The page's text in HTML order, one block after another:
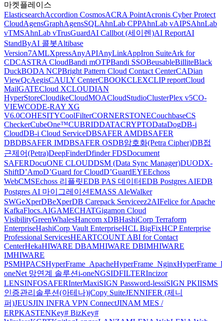
마켓플레이스
ElasticsearchAccordion CosmosACRA PointAcronis Cyber Protect
CloudAgensGraphAgensSQLAhnLab CPPAhnLab vAIPSAhnLab
vTMSAhnLab vTrusGuardAI Callbot (세이렌)AI ReportAI
StandByAI 콜봇Altibase
Version7AMLXpressAnyAPIAnyLinkAppIron SuiteArk for
CDCASTRA CloudBandi mOTPBandi SSOBeusableBilliteBlack
DuckBODA NCPBright Pattern Cloud Contact CenterCADian
ViewQcAegisCAULY CenterCBOOKCLEXCLIP reportCloud
MailGATECloud XCLOUDIAN
HyperStoreCloudikeCloudMOACloudStudioClusterPlex v5CO-
VIEWCODE-RAY XG
V6.0COHESITYCoolFilterCORNERSTONECouchbaseCS
CheckerCubeOne™CUBRIDDATACRYPTODataDogDB-i
CloudDB-i Cloud ServiceDBSAFER AMDBSAFER
DBDBSAFER IMDBSAFER OSDB암호화(Petra Cipher)DB접
근제어(Petra)DeepFinderDfinder FDSDocument
SAFERDocuONE CLOUDDSM (Data Sync Manager)DUODX-
ShiftD’AmoD’Guard for CloudD’GuardEYEEchoss
WebCMSEchoss 리플릿EDB PAS 데이터EDB Postgres AIEDB
Postgres AI 마이그레이션EMASS AIeWalker
SWGeXperDBeXperDB Carepack Serviceez2AIFelice for Apache
KafkaFlocs.AIGAMECHATGigamon Cloud
VisibilityGreenWhalesHancom xDBHashiCorp Terraform
EnterpriseHashiCorp Vault EnterpriseHCL BigFixHCP Enterprise
Professional ServicesHEARTCOUNT ABI for Contact
CenterHekaHIWARE DBAMHIWARE DBIMHIWARE
IMHIWARE
PSMHPACSHyperFrame_ApacheHyperFrame_Nginx
oneNet 망연계 솔루션i-oneNGSIDFILTERIncizor
LENSINFOSAFERInterMaxiSIGN Password-lessiSIGN PKIISMS
인증관리솔루션(아테나)jCopy SuiteJENNIFER (제니
퍼)JEUSJIN INFRA VPN ConnectJINAM MES /
ERPKASTENKey# BizKey#